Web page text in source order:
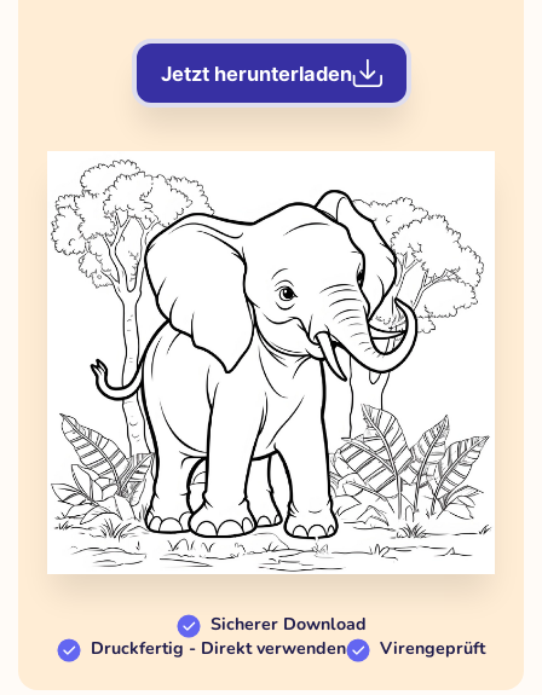
Jetzt herunterladen
Sicherer Download
Druckfertig - Direkt verwenden
Virengeprüft